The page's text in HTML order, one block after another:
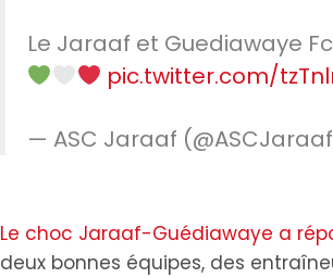
Le Jaraaf et Guediawaye
pic.twitter.com/
— ASC Jaraaf
Le choc Jaraaf-Guédiawaye a
deux bonnes équipes, des